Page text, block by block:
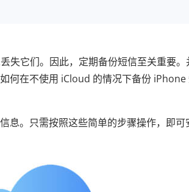
失它们。因此，定期备份短信至关重要。
何在不使用 iCloud 的情况下备份 iPhone
息。只需按照这些简单的步骤操作，即可